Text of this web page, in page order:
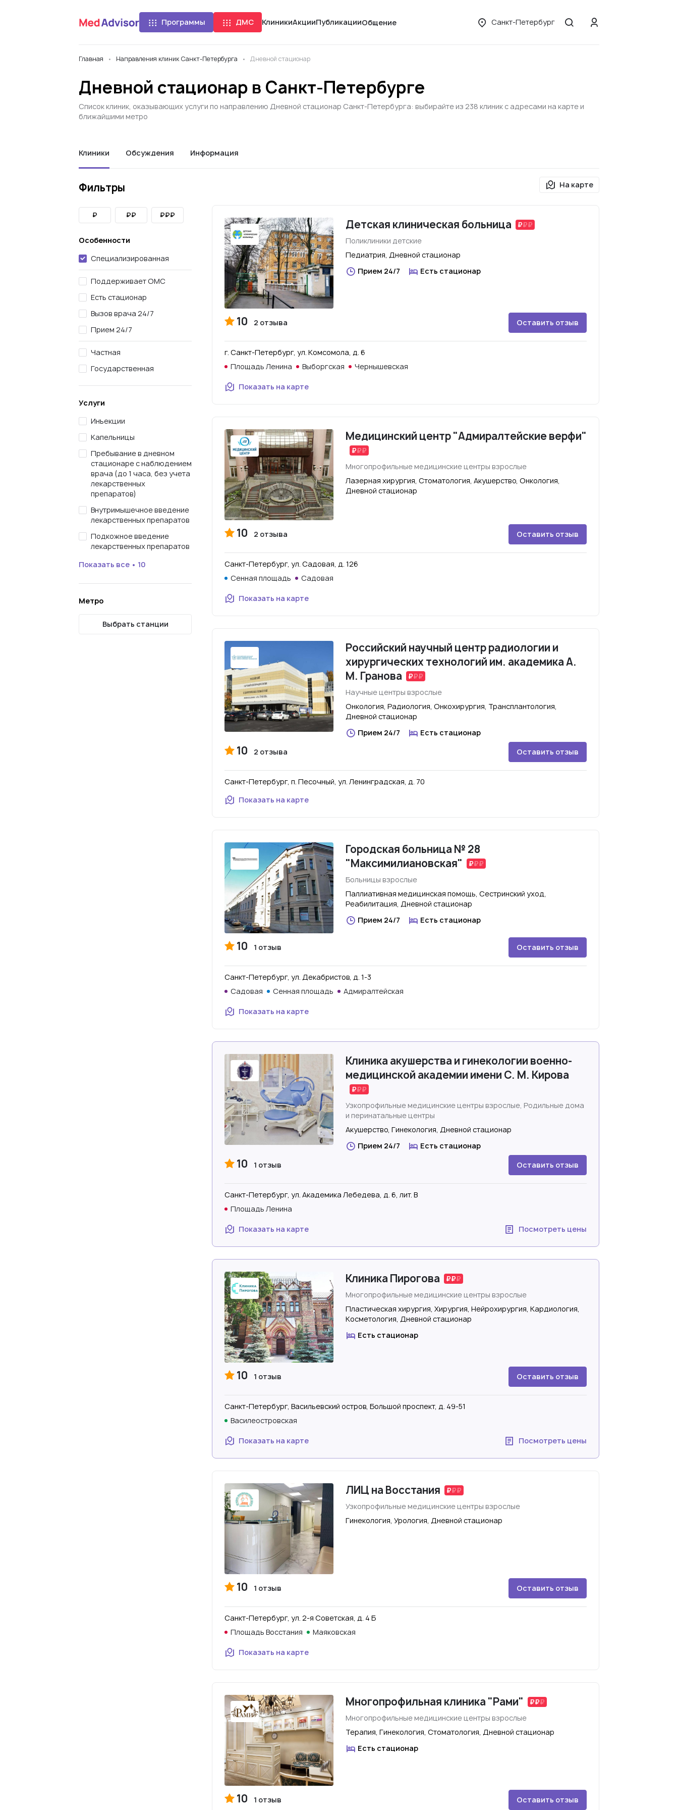
Программы ДМС КлиникиАкцииПубликацииОбщение Санкт-Петербург
Главная Направления клиник Санкт-Петербурга Дневной стационар
Дневной стационар в Санкт-Петербурге
Список клиник, оказывающих услуги по направлению Дневной стационар Санкт-Петербурга: выбирайте из 238 клиник с адресами на карте и
ближайшими метро
Клиники Обсуждения Информация
Фильтры
₽ ₽₽ ₽₽₽
Особенности
Специализированная
Поддерживает ОМС
Есть стационар
Вызов врача 24/7
Прием 24/7
Частная
Государственная
Услуги
Инъекции
Капельницы
Пребывание в дневном
стационаре с наблюдением
врача (до 1 часа, без учета
лекарственных
препаратов)
Внутримышечное введение
лекарственных препаратов
Подкожное введение
лекарственных препаратов
Показать все • 10
Метро
Выбрать станции
На карте
Детская клиническая больница
Поликлиники детские
Педиатрия, Дневной стационар
Прием 24/7
Есть стационар
10 2 отзыва Оставить отзыв
г. Санкт-Петербург, ул. Комсомола, д. 6
Площадь Ленина
Выборгская Чернышевская
Показать на карте
Медицинский центр "Адмиралтейские верфи"
Многопрофильные медицинские центры взрослые
Лазерная хирургия, Стоматология, Акушерство, Онкология,
Дневной стационар
10 2 отзыва Оставить отзыв
Санкт-Петербург, ул. Садовая, д. 126
Сенная площадь
Садовая
Показать на карте
Российский научный центр радиологии и
хирургических технологий им. академика А.
М. Гранова
Научные центры взрослые
Онкология, Радиология, Онкохирургия, Трансплантология,
Дневной стационар
Прием 24/7
Есть стационар
10 2 отзыва Оставить отзыв
Санкт-Петербург, п. Песочный, ул. Ленинградская, д. 70
Показать на карте
Городская больница № 28
"Максимилиановская"
Больницы взрослые
Паллиативная медицинская помощь, Сестринский уход,
Реабилитация, Дневной стационар
Прием 24/7
Есть стационар
10 1 отзыв Оставить отзыв
Санкт-Петербург, ул. Декабристов, д. 1-3
Садовая
Сенная площадь Адмиралтейская
Показать на карте
Клиника акушерства и гинекологии военно-
медицинской академии имени С. М. Кирова
Узкопрофильные медицинские центры взрослые, Родильные дома
и перинатальные центры
Акушерство, Гинекология, Дневной стационар
Прием 24/7
Есть стационар
10 1 отзыв Оставить отзыв
Санкт-Петербург, ул. Академика Лебедева, д. 6, лит. В
Площадь Ленина
Показать на карте Посмотреть цены
Клиника Пирогова
Многопрофильные медицинские центры взрослые
Пластическая хирургия, Хирургия, Нейрохирургия, Кардиология,
Косметология, Дневной стационар
Есть стационар
10 1 отзыв Оставить отзыв
Санкт-Петербург, Васильевский остров, Большой проспект, д. 49-51
Василеостровская
Показать на карте Посмотреть цены
ЛИЦ на Восстания
Узкопрофильные медицинские центры взрослые
Гинекология, Урология, Дневной стационар
10 1 отзыв Оставить отзыв
Санкт-Петербург, ул. 2-я Советская, д. 4 Б
Площадь Восстания
Маяковская
Показать на карте
Многопрофильная клиника "Рами"
Многопрофильные медицинские центры взрослые
Терапия, Гинекология, Стоматология, Дневной стационар
Есть стационар
10 1 отзыв Оставить отзыв